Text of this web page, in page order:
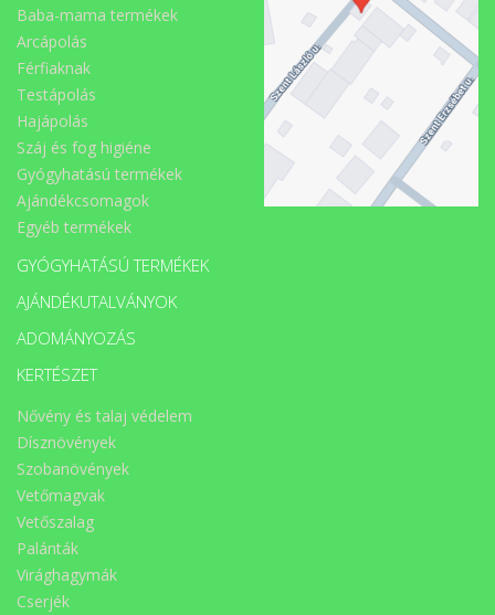
Baba-mama termékek
Arcápolás
Férfiaknak
Testápolás
Hajápolás
Száj és fog higiéne
Gyógyhatású termékek
Ajándékcsomagok
Egyéb termékek
GYÓGYHATÁSÚ TERMÉKEK
AJÁNDÉKUTALVÁNYOK
ADOMÁNYOZÁS
KERTÉSZET
Nővény és talaj védelem
Dísznövények
Szobanövények
Vetőmagvak
Vetőszalag
Palánták
Virághagymák
Cserjék